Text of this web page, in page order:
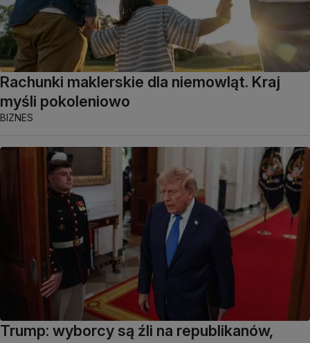
Rachunki maklerskie dla niemowląt. Kraj
myśli pokoleniowo
BIZNES
Trump: wyborcy są źli na republikanów,